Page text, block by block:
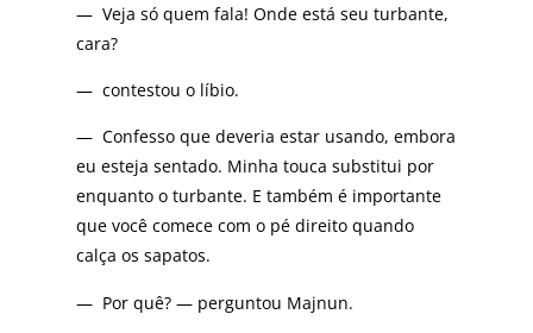
— Veja só quem fala! Onde está seu turbante,
cara?
— contestou o líbio.
— Confesso que deveria estar usando, embora
eu esteja sentado. Minha touca substitui por
enquanto o turbante. E também é importante
que você comece com o pé direito quando
calça os sapatos.
— Por quê? — perguntou Majnun.